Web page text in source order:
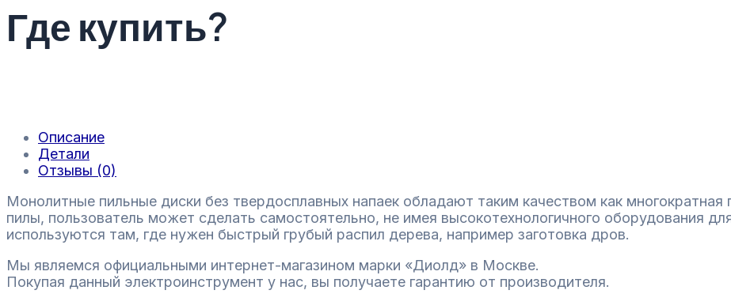
Где купить?
Описание
Детали
Отзывы (0)
Монолитные пильные диски без твердосплавных напаек обладают таким качеством как многократная
пилы, пользователь может сделать самостоятельно, не имея высокотехнологичного оборудования
используются там, где нужен быстрый грубый распил дерева, например заготовка дров.
Мы являемся официальными интернет-магазином марки «Диолд» в Москве.
Покупая данный электроинструмент у нас, вы получаете гарантию от производителя.